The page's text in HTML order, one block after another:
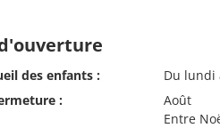
des enfants :
Du lundi
:
Août
Entre